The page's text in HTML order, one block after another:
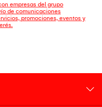
empresas del grupo
de comunicaciones
promociones, eventos y